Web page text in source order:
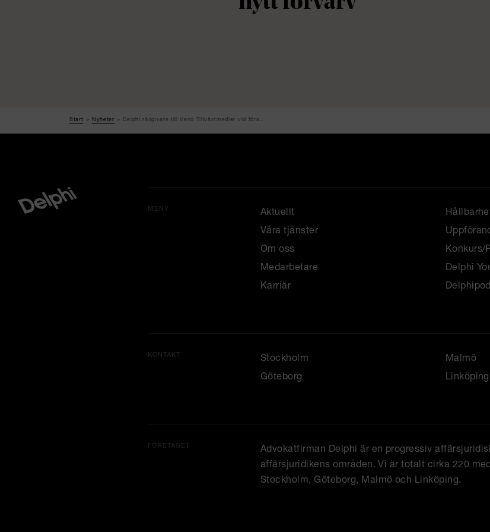
Start Nyheter Delphi rådgivare till Vend Tillväxtmedier vid förs...
MENY Aktuellt
Våra tjänster
Om oss
Konkurs/
Medarbetare
Delphi
Karriär
KONTAKT Stockholm Malmö
Göteborg
Linköping
FÖRETAGET
Advokatfirman Delphi är en progressiv
affärsjuridikens områden. Vi är totalt cirka 220
Stockholm, Göteborg, Malmö och Linköping.